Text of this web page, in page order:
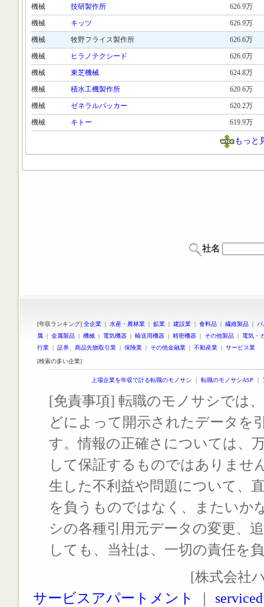
機械
技研製作所
626.9万
機械
キッツ
626.9万
機械
牧野フライス製作所
626.6万
機械
ヒラノテクシード
626.0万
機械
東芝機械
624.8万
機械
積水工機製作所
620.6万
機械
ゼネラルパッカー
620.2万
機械
キトー 619.9万
もっと
社名
[年収ランキング] 全企業 | 水産・農林業 | 鉱業 | 建設業 | 食料品 | 繊維製品 |
属 | 金属製品 | 機械 | 電気機器 | 輸送用機器 | 精密機器 | その他製品 | 電気・
行業 | 証券、商品先物取引業 | 保険業 | その他金融業 | 不動産業 | サービス業
[検索の多い企業]
上場企業を年収で計る転職のモノサシ ｜ 転職のモノサシASP ｜
[免責事項] 転職のモノサシでは
どによって開示されたデータを
す。情報の正確さについては、
して保証するものではありませ
生した不利益や問題について、
を負うものではなく、またいか
シの各種引用元データの変更、
しても、当社は、一切の責任を
[株式会社
サービスアパートメント